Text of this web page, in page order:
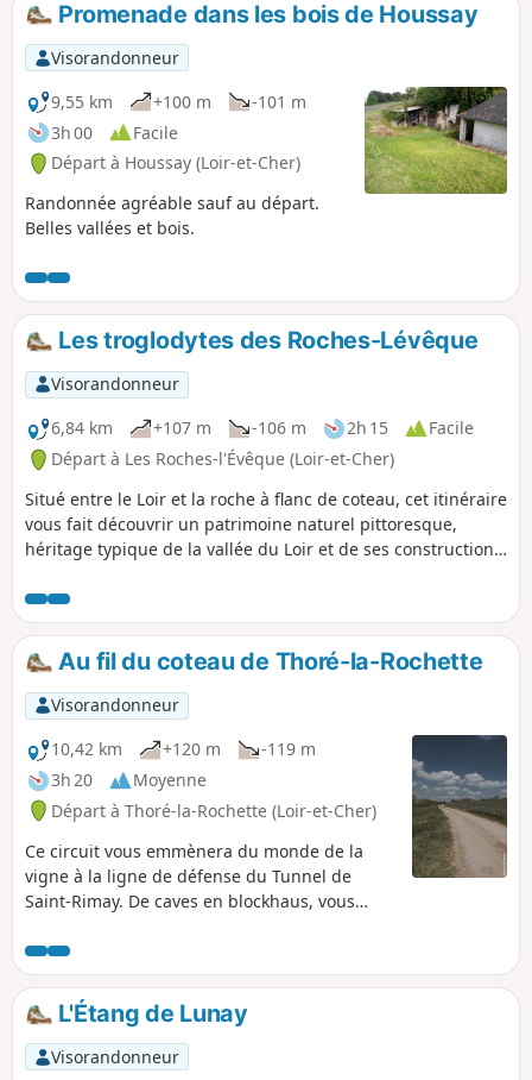
p
Promenade dans les bois de Houssay
Visorandonneur
9,55 km
+100 m
-101 m
3h 00
Facile
Départ à Houssay (Loir-et-Cher)
Randonnée agréable sauf au départ.
Belles vallées et bois.
Les troglodytes des Roches-Lévêque
Visorandonneur
6,84 km
+107 m -106 m 2h 15
Facile
Départ à Les Roches-l'Évêque (Loir-et-Cher)
Situé entre le Loir et la roche à flanc de coteau, cet itinéraire
vous fait découvrir un patrimoine naturel pittoresque,
héritage typique de la vallée du Loir et de ses constructions
Au fil du coteau de Thoré-la-Rochette
Visorandonneur
10,42 km
+120 m
-119 m
3h 20
Moyenne
Départ à Thoré-la-Rochette (Loir-et-Cher)
Ce circuit vous emmènera du monde de la
vigne à la ligne de défense du Tunnel de
Saint-Rimay. De caves en blockhaus, vous
chantiers de restauration menés par
l'association Résurgence. Une belle vue sur la
vallée du Loir vous accompagnera sur une
grande partie de votre parcours.
L'Étang de Lunay
Visorandonneur